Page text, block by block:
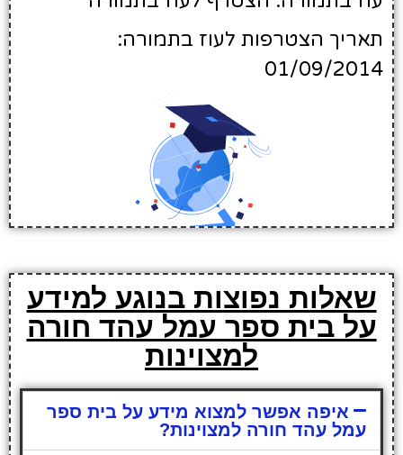
תאריך הצטרפות לעוז בתמורה:
01/09/2014
שאלות נפוצות בנוגע למידע
על בית ספר עמל עהד חורה
למצוינות
איפה אפשר למצוא מידע על בית ספר
עמל עהד חורה למצוינות?